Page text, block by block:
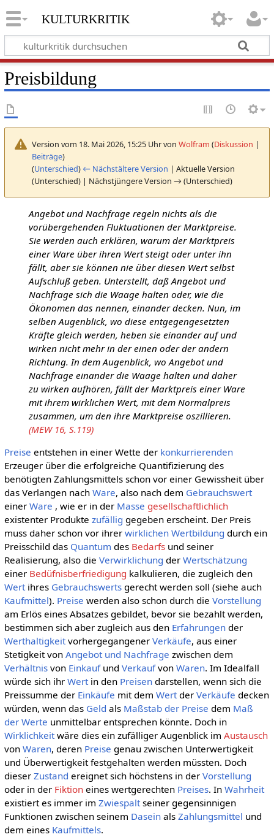
kulturkritik
Preisbildung
Version vom 18. Mai 2026, 15:25 Uhr von Wolfram (Diskussion |
Beiträge)
(Unterschied) ← Nächstältere Version | Aktuelle Version
(Unterschied) | Nächstjüngere Version → (Unterschied)
Angebot und Nachfrage regeln nichts als die
vorübergehenden Fluktuationen der Marktpreise.
Sie werden auch erklären, warum der Marktpreis
einer Ware über ihren Wert steigt oder unter ihn
fällt, aber sie können nie über diesen Wert selbst
Aufschluß geben. Unterstellt, daß Angebot und
Nachfrage sich die Waage halten oder, wie die
Ökonomen das nennen, einander decken. Nun, im
selben Augenblick, wo diese entgegengesetzten
Kräfte gleich werden, heben sie einander auf und
wirken nicht mehr in der einen oder der andern
Richtung. In dem Augenblick, wo Angebot und
Nachfrage einander die Waage halten und daher
zu wirken aufhören, fällt der Marktpreis einer Ware
mit ihrem wirklichen Wert, mit dem Normalpreis
zusammen, um den ihre Marktpreise oszillieren.
(MEW 16, S.119)
Preise entstehen in einer Wette der konkurrierenden
Erzeuger über die erfolgreiche Quantifizierung des
benötigten Zahlungsmittels schon vor einer Gewissheit über
das Verlangen nach Ware, also nach dem Gebrauchswert
einer Ware , wie er in der Masse gesellschaftlichlich
existenter Produkte zufällig gegeben erscheint. Der Preis
muss daher schon vor ihrer wirklichen Wertbildung durch ein
Preisschild das Quantum des Bedarfsund seiner
Realisierung, also die Verwirklichung der Wertschätzung
einer Bedüfnisberfriedigung kalkulieren, die zugleich den
Wertihres Gebrauchswertsgerecht werden soll (siehe auch
Kaufmittel). Preise werden also schon durch die Vorstellung
am Erlös eines Absatzes gebildet, bevor sie bezahlt werden,
bestimmen sich aber zugleich aus den Erfahrungender
Werthaltigkeitvorhergegangener Verkäufe, aus einer
Stetigkeit von Angebot und Nachfrage zwischen dem
Verhältnisvon Einkaufund Verkaufvon Waren. Im Idealfall
würde sich ihr Wertin den Preisendarstellen, wenn sich die
Preissumme der Einkäufe mit dem Wertder Verkäufe decken
würden, wenn das Geld als Maßstab der Preise dem Maß
der Werte unmittelbar entsprechen könnte. Doch in
Wirklichkeitwäre dies ein zufälliger Augenblick im Austausch
von Waren, deren Preise genau zwischen Unterwertigkeit
und Überwertigkeit festgehalten werden müssten. Doch
dieser Zustand ereignet sich höchstens in der Vorstellung
oder in der Fiktioneines wertgerechten Preises. In Wahrheit
existiert es immer im Zwiespaltseiner gegensinnigen
Funktionen zwischen seinem Daseinals Zahlungsmittel und
dem eines Kaufmittels.